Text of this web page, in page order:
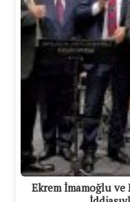
Ekrem İmamoğlu ve